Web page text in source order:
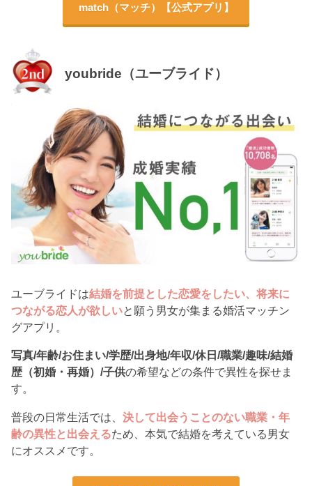
match（マッチ）【公式アプリ】
youbride（ユーブライド）
ユーブライドは結婚を前提とした恋愛をしたい、将来に
つながる恋人が欲しいと願う男女が集まる婚活マッチン
グアプリ。
写真/年齢/お住まい/学歴/出身地/年収/休日/職業/趣味/結婚
歴（初婚・再婚）/子供の希望などの条件で異性を探せま
す。
普段の日常生活では、決して出会うことのない職業・年
齢の異性と出会えるため、本気で結婚を考えている男女
にオススメです。